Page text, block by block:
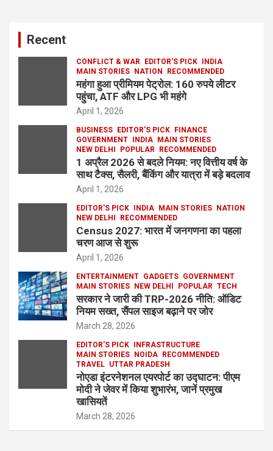
Recent
CONFLICT & WAR EDITOR'S PICK
INDIA
MAIN STORIES
NATION RECOMMENDED
महंगा हुआ प्रीमियम पेट्रोल: 160 रुपये लीटर
पहुंचा, ATF और LPG भी महंगे
April 1, 2026
BUSINESS EDITOR'S PICK
FINANCE
GOVERNMENT
INDIA
MAIN STORIES
NEW DELHI
POPULAR RECOMMENDED
1 अप्रैल 2026 से बदले नियम: नए वित्तीय वर्ष के
साथ टैक्स, सैलरी, बैंकिंग और यात्रा में बड़े बदलाव
April 1, 2026
EDITOR'S PICK INDIA MAIN STORIES
NATION
NEW DELHI
RECOMMENDED
Census 2027: भारत में जनगणना का पहला
चरण आज से शुरू
April 1, 2026
ENTERTAINMENT GADGETS GOVERNMENT
MAIN STORIES
NEW DELHI POPULAR TECH
सरकार ने जारी की TRP-2026 नीति: ऑडिट
नियम सख्त, सैंपल साइज बढ़ाने पर जोर
March 28, 2026
EDITOR'S PICK
INFRASTRUCTURE
MAIN STORIES
NOIDA
RECOMMENDED
TRAVEL UTTAR PRADESH
नोएडा इंटरनेशनल एयरपोर्ट का उद्घाटन: पीएम
मोदी ने जेवर में किया शुभारंभ, जानें प्रमुख
खासियतें
March 28, 2026